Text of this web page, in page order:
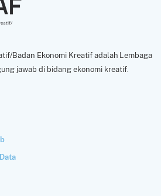
Badan Ekonomi Kreatif adalah Lembaga
jawab di bidang ekonomi kreatif.